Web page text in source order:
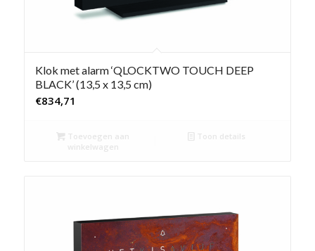
Klok met alarm ‘QLOCKTWO TOUCH DEEP
BLACK’ (13,5 x 13,5 cm)
€834,71
Toevoegen aan
winkelwagen
Toon details